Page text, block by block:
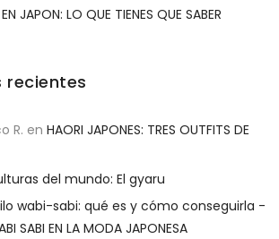
JAPON: LO QUE TIENES QUE SABER
recientes
R. en HAORI JAPONES: TRES OUTFITS DE
del mundo: El gyaru
wabi-sabi: qué es y cómo conseguirla -
SABI EN LA MODA JAPONESA